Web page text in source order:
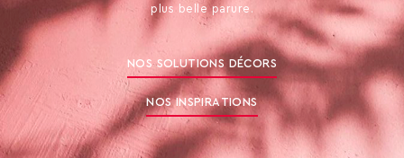
plus belle parure.
NOS SOLUTIONS DÉCORS
NOS INSPIRATIONS